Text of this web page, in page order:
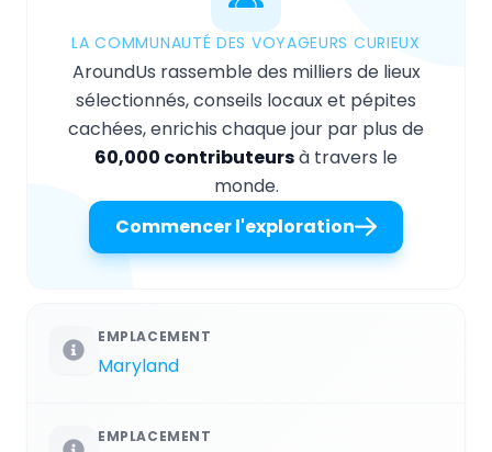
LA COMMUNAUTÉ DES VOYAGEURS CURIEUX
AroundUs rassemble des milliers de lieux
sélectionnés, conseils locaux et pépites
cachées, enrichis chaque jour par plus de
60,000 contributeursà travers le
monde.
Commencer l'exploration
EMPLACEMENT
Maryland
EMPLACEMENT